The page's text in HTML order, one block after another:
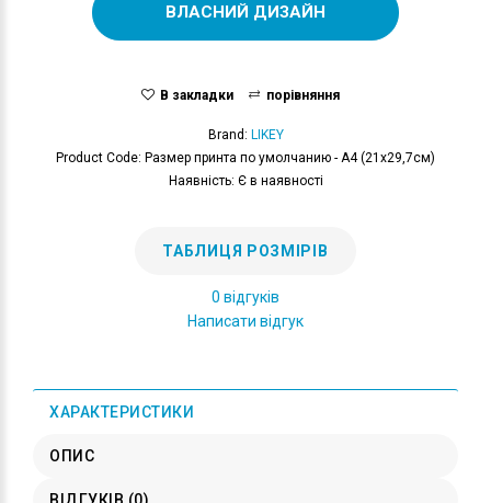
ВЛАСНИЙ ДИЗАЙН
В закладки порівняння
Brand: LIKEY
Product Code: Размер принта по умолчанию - А4 (21x29,7см)
Наявність: Є в наявності
ТАБЛИЦЯ РОЗМІРІВ
0 відгуків
Написати відгук
ХАРАКТЕРИСТИКИ
ОПИС
ВІДГУКІВ (0)